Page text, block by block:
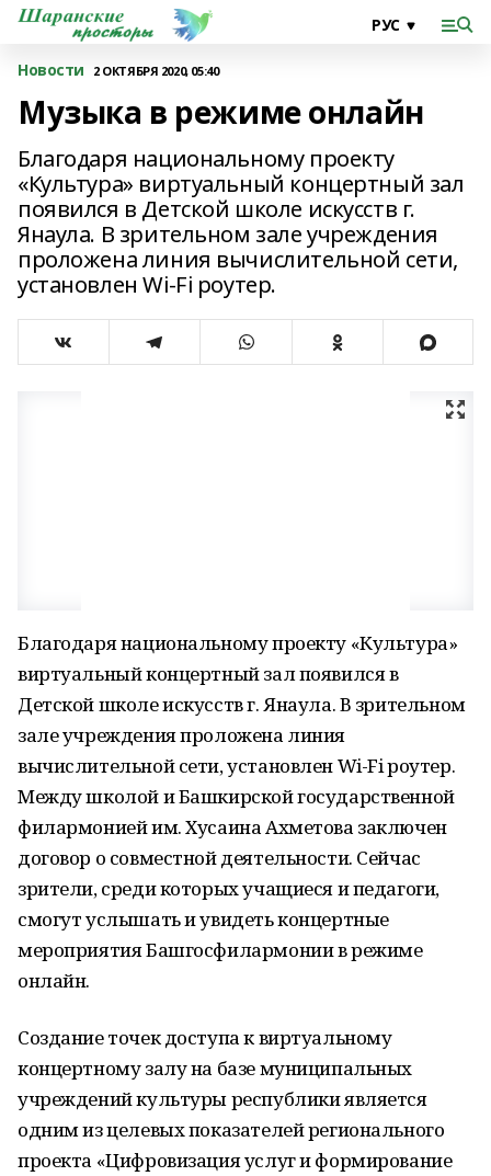
Новости 2 ОКТЯБРЯ 2020, 05:40
Музыка в режиме онлайн
Благодаря национальному проекту
«Культура» виртуальный концертный зал
появился в Детской школе искусств г.
Янаула. В зрительном зале учреждения
проложена линия вычислительной сети,
установлен Wi-Fi роутер.
Благодаря национальному проекту «Культура»
виртуальный концертный зал появился в
Детской школе искусств г. Янаула. В зрительном
зале учреждения проложена линия
вычислительной сети, установлен Wi-Fi роутер.
Между школой и Башкирской государственной
филармонией им. Хусаина Ахметова заключен
договор о совместной деятельности. Сейчас
зрители, среди которых учащиеся и педагоги,
смогут услышать и увидеть концертные
мероприятия Башгосфилармонии в режиме
онлайн.
Создание точек доступа к виртуальному
концертному залу на базе муниципальных
учреждений культуры республики является
одним из целевых показателей регионального
проекта «Цифровизация услуг и формирование